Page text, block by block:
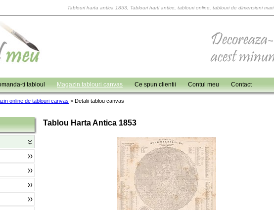
Tablouri harta antica 1853, Tablouri harti antice, tablouri online, tablouri de dimensiuni mari
ti tabloul Magazin tablouri canvas Ce spun clientii Contul meu Contact
online de tablouri canvas > Detalii tablou canvas
Tablou Harta Antica 1853